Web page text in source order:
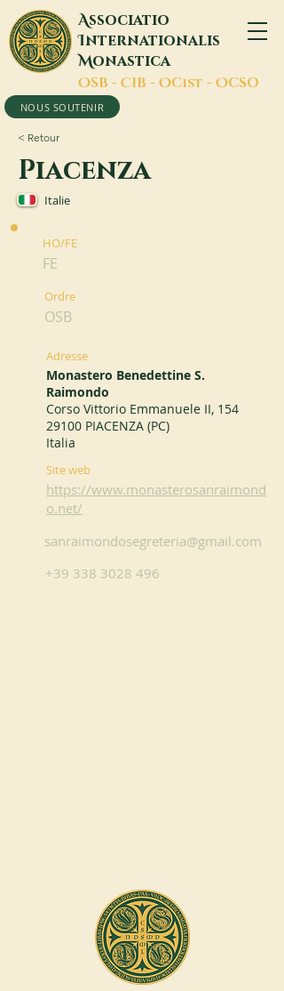
Associatio
Internationalis
Monastica
OSB - CIB - OCist - OCSO
NOUS SOUTENIR
< Retour
Piacenza
Italie
HO/FE
FE
Ordre
OSB
Adresse
Monastero Benedettine S.
Raimondo
Corso Vittorio Emmanuele II, 154
29100 PIACENZA (PC)
Italia
Site web
https://www.monasterosanraimond
o.net/
sanraimondosegreteria@gmail.com
+39 338 3028 496